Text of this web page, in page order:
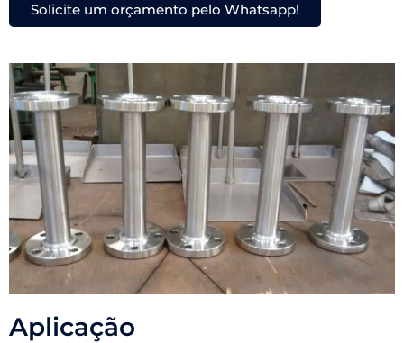
Solicite um orçamento pelo Whatsapp!
Aplicação